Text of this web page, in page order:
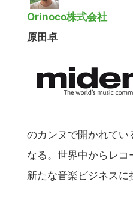
Orinoco株式会社
原田卓
のカンヌで開かれて
なる。世界中からレ
新たな音楽ビジネスに